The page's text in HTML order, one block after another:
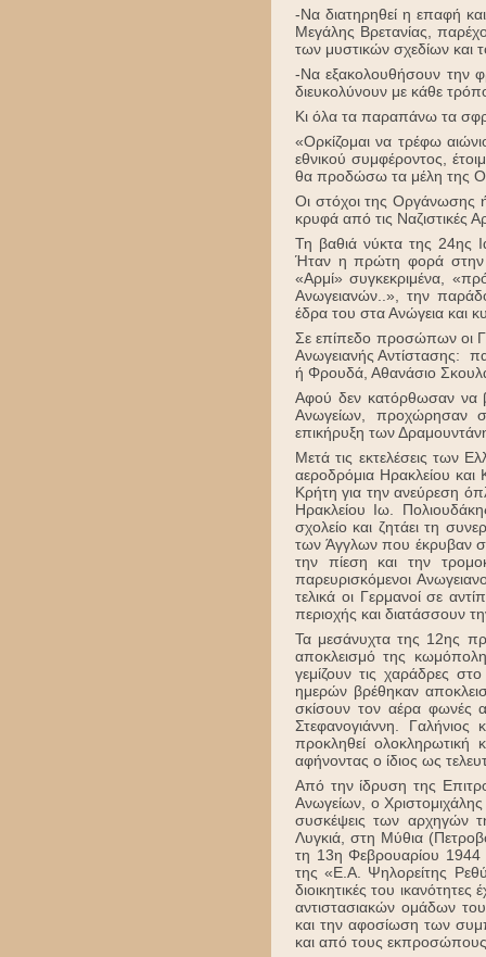
-Να διατηρηθεί η επαφή
Μεγάλης Βρετανίας,
των μυστικών σχεδίων και
-Να εξακολουθήσουν την
διευκολύνουν με κάθε
Κι όλα τα παραπάνω τα
«Ορκίζομαι να τρέφω
εθνικού συμφέροντος,
θα προδώσω τα μέλη της
Οι στόχοι της Οργάνωσης
κρυφά από τις Ναζιστικές
Τη βαθιά νύκτα της 24ης
Ήταν η πρώτη φορά στην
«Αρμί» συγκεκριμένα,
Ανωγειανών..», την
έδρα του στα Ανώγεια και
Σε επίπεδο προσώπων οι
Ανωγειανής Αντίστασης:
ή Φρουδά, Αθανάσιο
Αφού δεν κατόρθωσαν να
Ανωγείων, προχώρησαν
επικήρυξη των
Μετά τις εκτελέσεις των
αεροδρόμια Ηρακλείου
Κρήτη για την ανεύρεση
Ηρακλείου Ιω.
σχολείο και ζητάει τη
των Άγγλων που έκρυβαν
την πίεση και την
παρευρισκόμενοι
τελικά οι Γερμανοί σε
περιοχής και διατάσσουν
Τα μεσάνυχτα της 12ης
αποκλεισμό της
γεμίζουν τις χαράδρες
ημερών βρέθηκαν
σκίσουν τον αέρα φωνές
Στεφανογιάννη.
προκληθεί
αφήνοντας ο ίδιος ως
Από την ίδρυση της
Ανωγείων, ο
συσκέψεις των αρχηγών
Λυγκιά, στη Μύθια
τη 13η Φεβρουαρίου 1944
της «Ε.Α. Ψηλορείτης
διοικητικές του
αντιστασιακών ομάδων
και την αφοσίωση των
και από τους